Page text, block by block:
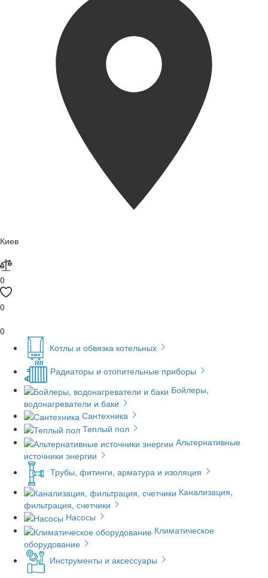
Киев
0
0
0
Котлы и обвязка котельных
Радиаторы и отопительные приборы
Бойлеры,
водонагреватели и баки
Сантехника
Теплый пол
Альтернативные
источники энергии
Трубы, фитинги, арматура и изоляция
Канализация,
фильтрация, счетчики
Насосы
Климатическое
оборудование
Инструменты и аксессуары